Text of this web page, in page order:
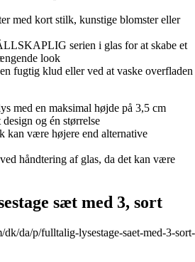
med kort stilk, kunstige blomster eller
serien i glas for at skabe et
look
fugtig klud eller ved at vaske overfladen
med en maksimal højde på 3,5 cm
og én størrelse
kan være højere end alternative
håndtering af glas, da det kan være
sæt med 3, sort
da/p/fulltalig-lysestage-saet-med-3-sort-